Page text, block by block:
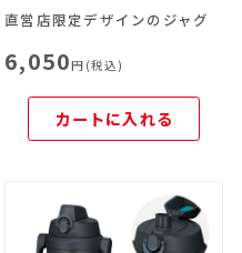
直営店限定デザインのジャグ
6,050円(税込)
カートに入れる